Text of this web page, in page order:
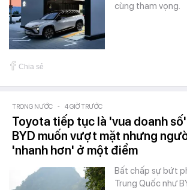
cùng tham vọng.
Chia sẻ
TRONG NƯỚC - 4 GIỜ TRƯỚC
Toyota tiếp tục là 'vua doanh
BYD muốn vượt mặt nhưng
'nhanh hơn' ở một điểm
Bất chấp sự bứt
Trung Quốc như